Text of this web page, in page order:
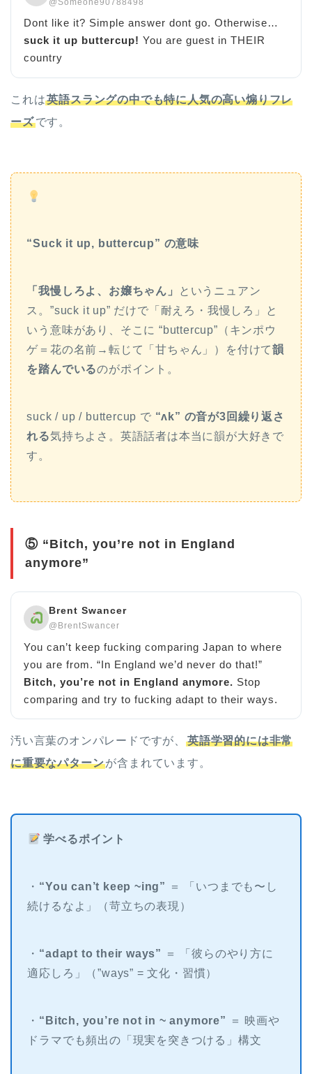
Dont like it? Simple answer dont go. Otherwise…
suck it up buttercup! You are guest in THEIR
country
これは英語スラングの中でも特に人気の高い煽りフレ
ーズです。
“Suck it up, buttercup” の意味
「我慢しろよ、お嬢ちゃん」
というニュアン
ス。”suck it up” だけで「耐えろ・我慢しろ」と
いう意味があり、そこに “buttercup”（キンポウ
ゲ＝花の名前→転じて「甘ちゃん」）を付けて韻
を踏んでいるのがポイント。
suck / up / buttercup で “ʌk” の音が3回繰り返さ
れる気持ちよさ。英語話者は本当に韻が大好きで
す。
⑤ “Bitch, you’re not in England
anymore”
Brent Swancer
@BrentSwancer
You can’t keep fucking comparing Japan to where
you are from. “In England we’d never do that!”
Bitch, you’re not in England anymore. Stop
comparing and try to fucking adapt to their ways.
汚い言葉のオンパレードですが、
英語学習的には非常
に重要なパターンが含まれています。
学べるポイント
・ “You can’t keep ~ing”
＝ 「いつまでも〜し
続けるなよ」（苛立ちの表現）
・ “adapt to their ways”
＝ 「彼らのやり方に
適応しろ」（”ways” = 文化・習慣）
・ “Bitch, you’re not in ~ anymore”
＝ 映画や
ドラマでも頻出の「現実を突きつける」構文